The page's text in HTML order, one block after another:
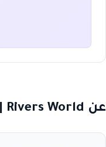
عن Rivers World | ريفرز وورلد